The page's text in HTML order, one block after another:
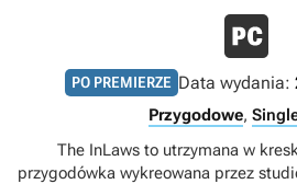
PO PREMIERZE Data wydania:
Przygodowe,
The InLaws to utrzymana w
przygodówka wykreowana przez